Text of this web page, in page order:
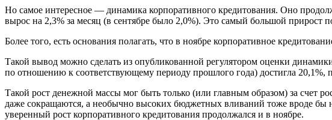
Но самое интересное — динамика корпоративного кредитования. Оно
вырос на 2,3% за месяц (в сентябре было 2,0%). Это самый большой прирост
Более того, есть основания полагать, что в ноябре корпоративное
Такой вывод можно сделать из опубликованной регулятором оценки
по отношению к соответствующему периоду прошлого года) достигла 20,1%,
Такой рост денежной массы мог быть только (или главным образом) за счет
даже сокращаются, а необычно высоких бюджетных вливаний тоже вроде бы
уверенный рост корпоративного кредитования продолжался и в ноябре.